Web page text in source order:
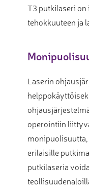
T3 putkilaseri
tehokkuuteen ja
Laserin
operointiin
erilaisille
putkilaseria